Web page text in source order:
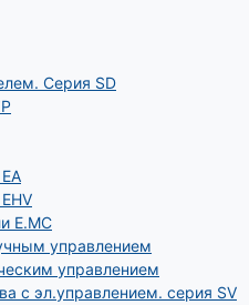
Серия SD
E.MC
управлением
управлением
с эл.управлением. серия SV